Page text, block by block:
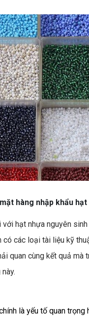
hàng nhập khẩu hạt
hạt nhựa nguyên
có các loại tài liệu kỹ
quan cùng kết quả mà
là yếu tố quan